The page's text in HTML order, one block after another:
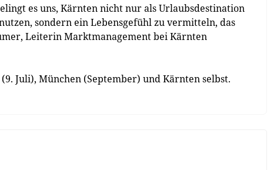
es uns, Kärnten nicht nur als Urlaubsdestination
sondern ein Lebensgefühl zu vermitteln, das
Leiterin Marktmanagement bei Kärnten
Juli), München (September) und Kärnten selbst.